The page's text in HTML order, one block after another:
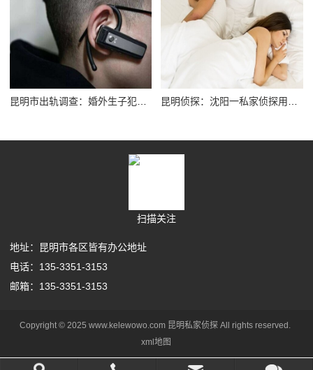
昆明市出轨调查：婚外生子犯法吗 昆明侦探：沈阳一私家侦探用非法技术手段调查婚外情被判刑
扫描关注
地址：昆明市各区皆有办公地址
电话：135-3351-3153
邮箱：135-3351-3153
Copyright © 2025 www.kelewowo.com 昆明私家侦探 All rights reserved.
xml地图